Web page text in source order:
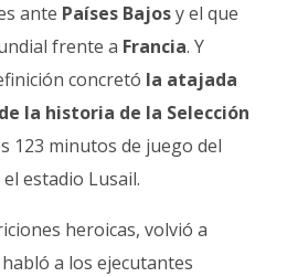
ante Países Bajosy el que
frente a Francia. Y
concretó la atajada
la historia de la Selección
123 minutos de juego del
estadio Lusail.
heroicas, volvió a
a los ejecutantes